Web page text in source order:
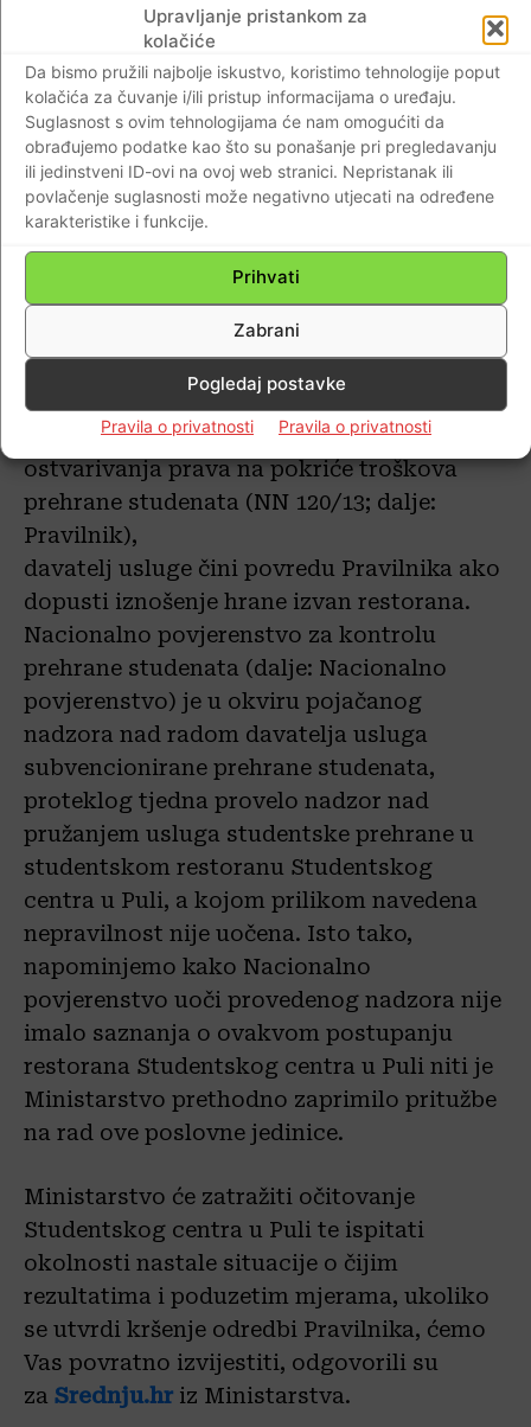
Upravljanje pristankom za
kolačiće
Da bismo pružili najbolje iskustvo, koristimo tehnologije poput
kolačića za čuvanje i/ili pristup informacijama o uređaju.
Suglasnost s ovim tehnologijama će nam omogućiti da
obrađujemo podatke kao što su ponašanje pri pregledavanju
ili jedinstveni ID-ovi na ovoj web stranici. Nepristanak ili
povlačenje suglasnosti može negativno utjecati na određene
karakteristike i funkcije.
Prihvati
Zabrani
Pogledaj postavke
Pravila o privatnosti Pravila o privatnosti
ispitati slučaj
Da su u SC-u sa nekih šest godina
zakašnjenja počeli primjenjivati gore
navedeni pravilnik, svjedoči još jedan
detalj, priča Dražen.
Upit je poslan i Ministarstvu. U njemu stoji
pitanje vezano za ilegalno naplaćivanje
“kutija za van”, a stoji i pitanje vezano za
sankcije predviđenje za kršenje Pravilnika.
“Sukladno članku 16. stavku 5. podstavku
4. Pravilnika o uvjetima i načinu
ostvarivanja prava na pokriće troškova
prehrane studenata (NN 120/13; dalje:
Pravilnik),
davatelj usluge čini povredu Pravilnika ako
dopusti iznošenje hrane izvan restorana.
Nacionalno povjerenstvo za kontrolu
prehrane studenata (dalje: Nacionalno
povjerenstvo) je u okviru pojačanog
nadzora nad radom davatelja usluga
subvencionirane prehrane studenata,
proteklog tjedna provelo nadzor nad
pružanjem usluga studentske prehrane u
studentskom restoranu Studentskog
centra u Puli, a kojom prilikom navedena
nepravilnost nije uočena. Isto tako,
napominjemo kako Nacionalno
povjerenstvo uoči provedenog nadzora nije
imalo saznanja o ovakvom postupanju
restorana Studentskog centra u Puli niti je
Ministarstvo prethodno zaprimilo pritužbe
na rad ove poslovne jedinice.
Ministarstvo će zatražiti očitovanje
Studentskog centra u Puli te ispitati
okolnosti nastale situacije o čijim
rezultatima i poduzetim mjerama, ukoliko
se utvrdi kršenje odredbi Pravilnika, ćemo
Vas povratno izvijestiti, odgovorili su
za Srednju.hr iz Ministarstva.